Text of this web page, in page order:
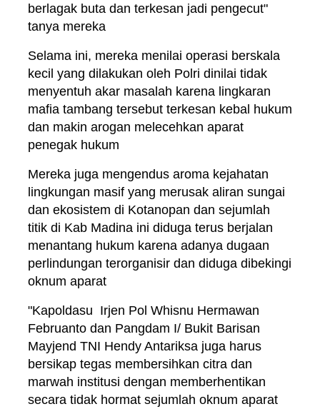
berlagak buta dan terkesan jadi pengecut"
tanya mereka
Selama ini, mereka menilai operasi berskala
kecil yang dilakukan oleh Polri dinilai tidak
menyentuh akar masalah karena lingkaran
mafia tambang tersebut terkesan kebal hukum
dan makin arogan melecehkan aparat
penegak hukum
Mereka juga mengendus aroma kejahatan
lingkungan masif yang merusak aliran sungai
dan ekosistem di Kotanopan dan sejumlah
titik di Kab Madina ini diduga terus berjalan
menantang hukum karena adanya dugaan
perlindungan terorganisir dan diduga dibekingi
oknum aparat
"Kapoldasu Irjen Pol Whisnu Hermawan
Februanto dan Pangdam I/ Bukit Barisan
Mayjend TNI Hendy Antariksa juga harus
bersikap tegas membersihkan citra dan
marwah institusi dengan memberhentikan
secara tidak hormat sejumlah oknum aparat